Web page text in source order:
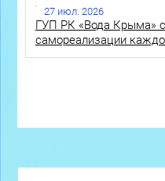
27 июл. 2026
ГУП РК «Вода Крыма»
самореализации